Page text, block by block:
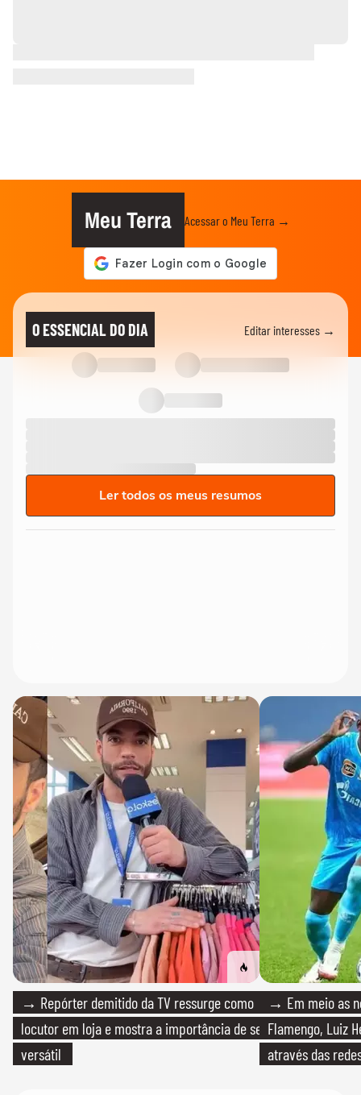
Meu Terra Acessar o Meu Terra →
O ESSENCIAL DO DIA Editar interesses →
Ler todos os meus resumos
→ Repórter demitido da TV ressurge como
locutor em loja e mostra a importância de ser
versátil
→ Em meio as
Flamengo, Luiz
através das